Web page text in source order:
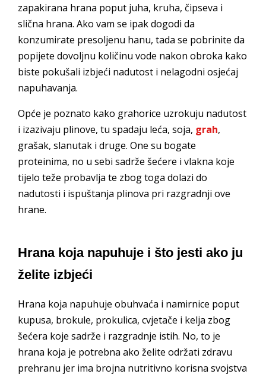
zapakirana hrana poput juha, kruha, čipseva i
slična hrana. Ako vam se ipak dogodi da
konzumirate presoljenu hanu, tada se pobrinite da
popijete dovoljnu količinu vode nakon obroka kako
biste pokušali izbjeći nadutost i nelagodni osjećaj
napuhavanja.
Opće je poznato kako grahorice uzrokuju nadutost
i izazivaju plinove, tu spadaju leća, soja, grah,
grašak, slanutak i druge. One su bogate
proteinima, no u sebi sadrže šećere i vlakna koje
tijelo teže probavlja te zbog toga dolazi do
nadutosti i ispuštanja plinova pri razgradnji ove
hrane.
Hrana koja napuhuje i što jesti ako ju
želite izbjeći
Hrana koja napuhuje obuhvaća i namirnice poput
kupusa, brokule, prokulica, cvjetače i kelja zbog
šećera koje sadrže i razgradnje istih. No, to je
hrana koja je potrebna ako želite održati zdravu
prehranu jer ima brojna nutritivno korisna svojstva